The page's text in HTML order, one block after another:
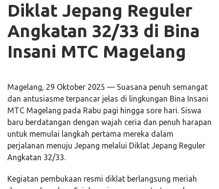
Diklat Jepang Reguler
Angkatan 32/33 di Bina
Insani MTC Magelang
Magelang, 29 Oktober 2025 — Suasana penuh semangat
dan antusiasme terpancar jelas di lingkungan Bina Insani
MTC Magelang pada Rabu pagi hingga sore hari. Siswa
baru berdatangan dengan wajah ceria dan penuh harapan
untuk memulai langkah pertama mereka dalam
perjalanan menuju Jepang melalui Diklat Jepang Reguler
Angkatan 32/33.
Kegiatan pembukaan resmi diklat berlangsung meriah